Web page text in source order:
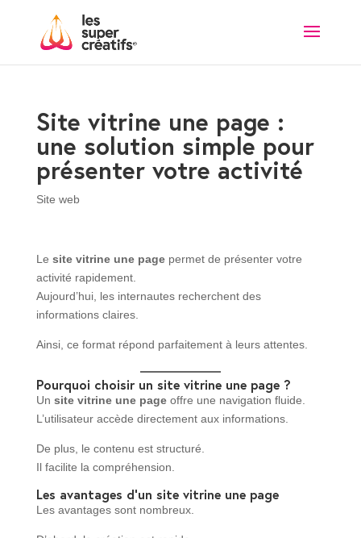
Site vitrine une page :
une solution simple pour
présenter votre activité
Site web
Le site vitrine une pagepermet de présenter votre
activité rapidement.
Aujourd’hui, les internautes recherchent des
informations claires.
Ainsi, ce format répond parfaitement à leurs attentes.
Pourquoi choisir un site vitrine une page ?
Un site vitrine une pageoffre une navigation fluide.
L’utilisateur accède directement aux informations.
De plus, le contenu est structuré.
Il facilite la compréhension.
Les avantages d’un site vitrine une page
Les avantages sont nombreux.